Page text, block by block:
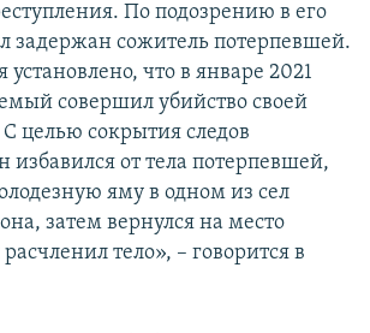
По подозрению в его
задержан сожитель потерпевшей.
установлено, что в январе 2021
совершил убийство своей
целью сокрытия следов
избавился от тела потерпевшей,
яму в одном из сел
затем вернулся на место
тело», – говорится в